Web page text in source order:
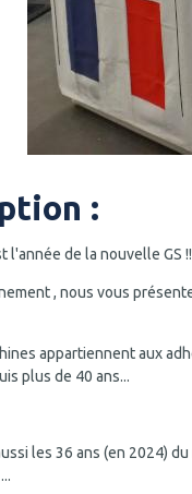
:
l'année de la nouvelle GS !!
, nous vous
appartiennent aux
plus de 40 ans...
les 36 ans (en 2024)